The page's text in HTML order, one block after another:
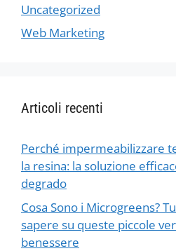
Uncategorized
Web Marketing
Articoli recenti
Perché impermeabilizzare
la resina: la soluzione
degrado
Cosa Sono i Microgreens?
sapere su queste piccole
benessere